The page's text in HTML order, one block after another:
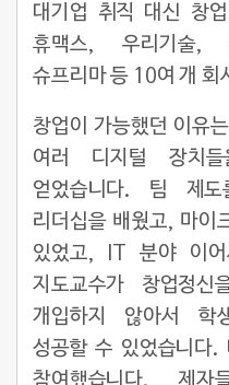
대기업 취직 대신 창
휴맥스, 우리기술,
슈프리마 등 10여 개 회
창업이 가능했던 이유
여러 디지털 장치
얻었습니다. 팀 제
리더십을 배웠고, 마이
있었고, IT 분야 이
지도교수가 창업정
개입하지 않아서 학
성공할 수 있었습니다.